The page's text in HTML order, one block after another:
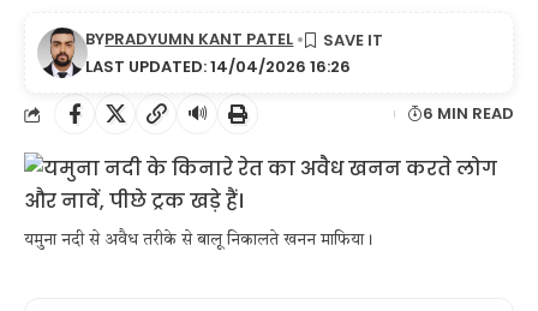
LAST UPDATED: 14/04/2026 16:26
BYPRADYUMN KANT PATEL
🔊 6 MIN READ
यमुना नदी से अवैध तरीके से बालू निकालते खनन माफिया।